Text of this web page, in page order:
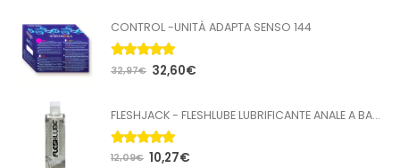
CONTROL -UNITÀ ADAPTA SENSO 144
5.00Su 5
32,97€ 32,60€
FLESHJACK - FLESHLUBE LUBRIFICANTE ANALE A BASE ACQUA 100 ML
5.00Su 5
12,09€ 10,27€